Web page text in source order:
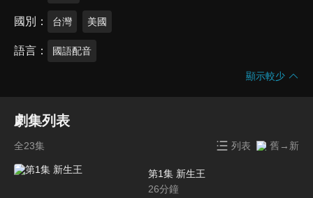
國別 台灣 美國
語言 國語配音
顯示較少
劇集列表
全23集 列表 舊→新
第1集 新生王
26分鐘